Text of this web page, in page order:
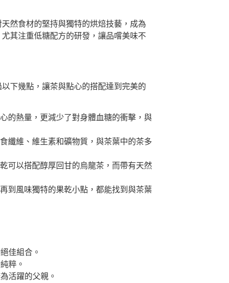
然食材的堅持與獨特的烘焙技藝，成為
其注重低糖配方的研發，讓品嚐美味不
下幾點，讓茶與點心的搭配達到完美的
的熱量，更減少了對身體血糖的衝擊，與
纖維、維生素和礦物質，與茶葉中的茶多
可以搭配醇厚回甘的烏龍茶，而帶有天然
到風味獨特的果乾小點，都能找到與茶葉
佳組合。
粹。
活躍的父親。